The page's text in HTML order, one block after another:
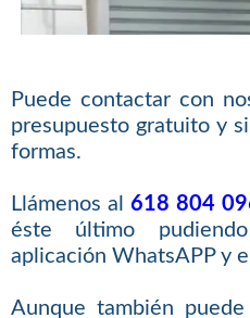
Puede contactar con
presupuesto gratuito y
formas.
Llámenos al618 804
éste último
aplicación WhatsAPP y
Aunque también